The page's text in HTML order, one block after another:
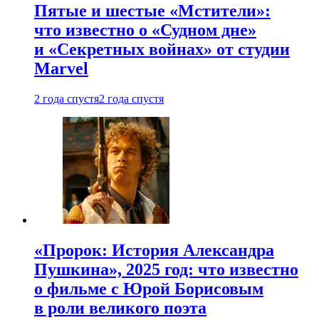
Пятые и шестые «Мстители»:
что известно о «Судном дне»
и «Секретных войнах» от студии
Marvel
2 года спустя2 года спустя
«Пророк: История Александра
Пушкина», 2025 год: что известно
о фильме с Юрой Борисовым
в роли великого поэта